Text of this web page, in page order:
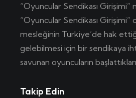
“Oyuncular Sendikası Girişimi”
“Oyuncular Sendikası Girişimi”
mesleğinin Türkiye’de hak
gelebilmesi için bir sendikaya
savunan oyuncuların
Takip Edin